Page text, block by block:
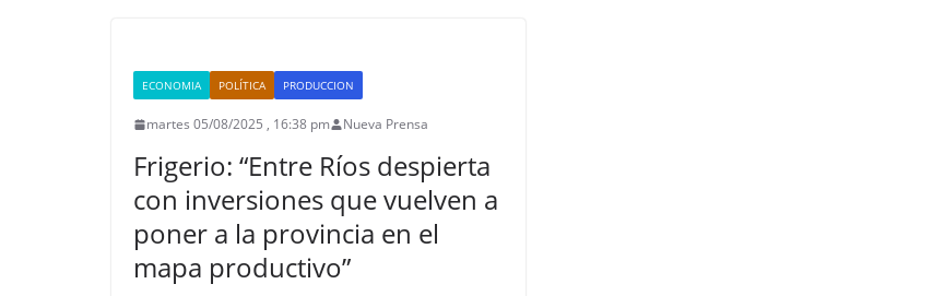
ECONOMIA POLÍTICA PRODUCCION
martes 05/08/2025 , 16:38 pm Nueva Prensa
Frigerio: “Entre Ríos despierta
con inversiones que vuelven a
poner a la provincia en el
mapa productivo”